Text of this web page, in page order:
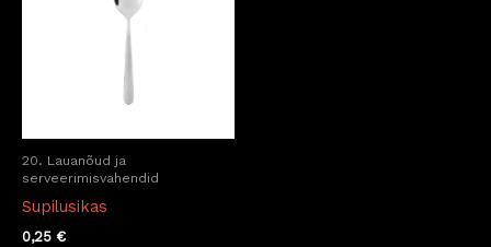
20. Lauanõud ja
serveerimisvahendid
Supilusikas
0,25 €